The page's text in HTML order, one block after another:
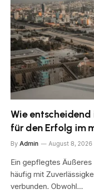
Wie
für den Erfolg im
By Admin August 8, 2026
Ein gepflegtes
häufig mit
verbunden. Obwohl…